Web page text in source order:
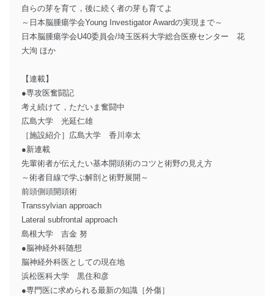
自らの芽を育て，後に続く者の芽も育てよ
～日本脳腫瘍学会Young Investigator Awardの実現まで～
日本脳腫瘍学会U40委員会/埼玉医科大学総合医療センター 花
大洵 ほか
【連載】
●専攻医奮闘記
考え続けて，ただいま奮闘中
広島大学 光延仁雄
［施設紹介］広島大学 香川幸太
●新連載
先輩術者が伝えたい基本開頭術のコツと術野の見え方
～術者目線で学ぶ解剖と術野展開～
前頭側頭開頭術
Transsylvian approach
Lateral subfrontal approach
島根大学 吉金 努
●脳神経外科随想
脳神経外科医としての現在地
浜松医科大学 黒住和彦
●専門医に求められる最新の知識［外傷］